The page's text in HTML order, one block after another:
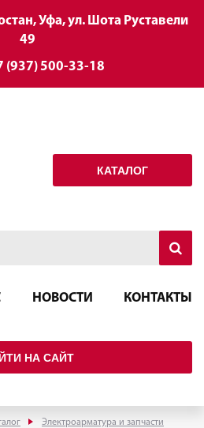
Уфа, ул. Шота Руставели
49
(937) 500-33-18
КАТАЛОГ
НОВОСТИ КОНТАКТЫ
НА САЙТ
Электроарматура и запчасти